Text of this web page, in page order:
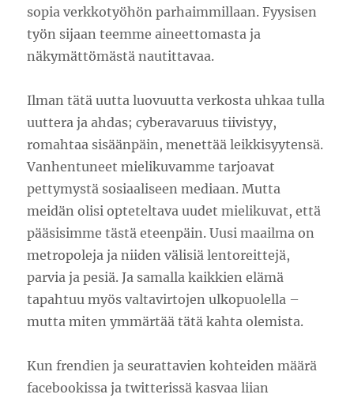
sopia verkkotyöhön parhaimmillaan. Fyysisen
työn sijaan teemme aineettomasta ja
näkymättömästä nautittavaa.
Ilman tätä uutta luovuutta verkosta uhkaa tulla
uuttera ja ahdas; cyberavaruus tiivistyy,
romahtaa sisäänpäin, menettää leikkisyytensä.
Vanhentuneet mielikuvamme tarjoavat
pettymystä sosiaaliseen mediaan. Mutta
meidän olisi opteteltava uudet mielikuvat, että
pääsisimme tästä eteenpäin. Uusi maailma on
metropoleja ja niiden välisiä lentoreittejä,
parvia ja pesiä. Ja samalla kaikkien elämä
tapahtuu myös valtavirtojen ulkopuolella –
mutta miten ymmärtää tätä kahta olemista.
Kun frendien ja seurattavien kohteiden määrä
facebookissa ja twitterissä kasvaa liian